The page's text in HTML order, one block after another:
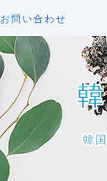
お問い合わせ
韓